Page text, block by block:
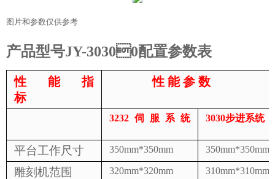
图片和参数仅供参考
产品型号JY-30300配置参数表
性 能
指
标
性 能 参 数
3232 伺服系统 3030步进系统
平台工作尺寸 350mm*350mm 350mm*350mm
雕刻机范围 320mm*320mm 310mm*310mm